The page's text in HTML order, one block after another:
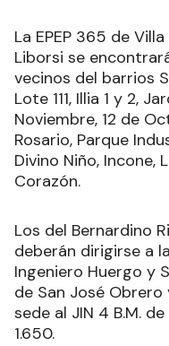
La EPEP 365 de
Liborsi se
vecinos del barrios
Lote 111, Illia 1 y 2,
Noviembre, 12 de
Rosario, Parque
Divino Niño, Incone,
Corazón.
Los del Bernardino
deberán dirigirse a
Ingeniero Huergo y
de San José
sede al JIN 4 B.M.
1.650.